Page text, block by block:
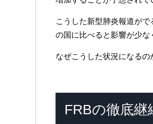
こうした新型肺炎報道が
の国に比べると影響が少な
なぜこうした状況になるの
FRBの徹底